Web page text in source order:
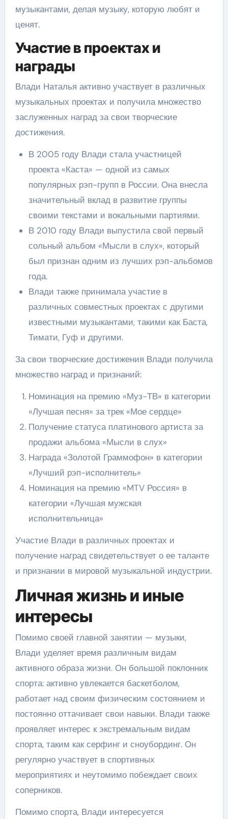
музыкантами, делая музыку, которую любят и
ценят.
Участие в проектах и
награды
Влади Наталья активно участвует в различных
музыкальных проектах и получила множество
заслуженных наград за свои творческие
достижения.
В 2005 году Влади стала участницей
проекта «Каста» — одной из самых
популярных рэп-групп в России. Она внесла
значительный вклад в развитие группы
своими текстами и вокальными партиями.
В 2010 году Влади выпустила свой первый
сольный альбом «Мысли в слух», который
был признан одним из лучших рэп-альбомов
года.
Влади также принимала участие в
различных совместных проектах с другими
известными музыкантами, такими как Баста,
Тимати, Гуф и другими.
За свои творческие достижения Влади получила
множество наград и признаний:
Номинация на премию «Муз-ТВ» в категории
«Лучшая песня» за трек «Мое сердце»
Получение статуса платинового артиста за
продажи альбома «Мысли в слух»
Награда «Золотой Граммофон» в категории
«Лучший рэп-исполнитель»
Номинация на премию «MTV Россия» в
категории «Лучшая мужская
исполнительница»
Участие Влади в различных проектах и
получение наград свидетельствует о ее таланте
и признании в мировой музыкальной индустрии.
Личная жизнь и иные
интересы
Помимо своей главной занятии — музыки,
Влади уделяет время различным видам
активного образа жизни. Он большой поклонник
спорта: активно увлекается баскетболом,
работает над своим физическим состоянием и
постоянно оттачивает свои навыки. Влади также
проявляет интерес к экстремальным видам
спорта, таким как серфинг и сноубординг. Он
регулярно участвует в спортивных
мероприятиях и неутомимо побеждает своих
соперников.
Помимо спорта, Влади интересуется